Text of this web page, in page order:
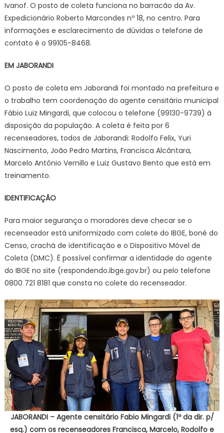
Ivanof. O posto de coleta funciona no barracão da Av.
Expedicionário Roberto Marcondes nº 18, no centro. Para
informações e esclarecimento de dúvidas o telefone de
contato é o 99105-8468.
EM JABORANDI
O posto de coleta em Jaborandi foi montado na prefeitura e
o trabalho tem coordenação do agente censitário municipal
Fábio Luiz Mingardi, que colocou o telefone (99130-9739) à
disposição da população. A coleta é feita por 6
recenseadores, todos de Jaborandi: Rodolfo Felix, Yuri
Nascimento, João Pedro Martins, Francisca Alcântara,
Marcelo Antônio Vernillo e Luiz Gustavo Bento que está em
treinamento.
IDENTIFICAÇÃO
Para maior segurança o moradores deve checar se o
recenseador está uniformizado com colete do IBGE, boné do
Censo, crachá de identificação e o Dispositivo Móvel de
Coleta (DMC). É possível confirmar a identidade do agente
do IBGE no site (respondendo.ibge.gov.br) ou pelo telefone
0800 721 8181 que consta no colete do recenseador.
JABORANDI – Agente censitário Fabio Mingardi (1º da dir. p/
esq.) com os recenseadores Francisca, Marcelo, Rodolfo e